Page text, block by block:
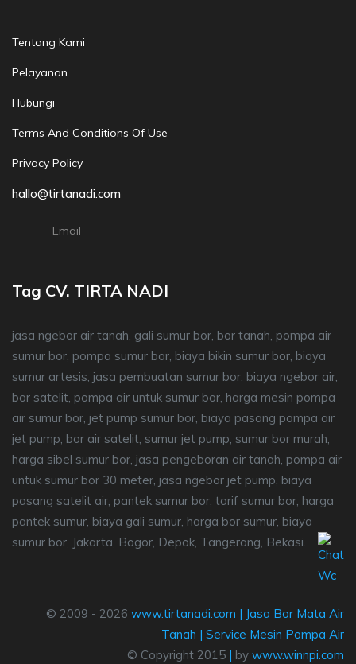
Tentang Kami
Pelayanan
Hubungi
Terms And Conditions Of Use
Privacy Policy
hallo@tirtanadi.com
Email
Tag CV. TIRTA NADI
jasa ngebor air tanah, gali sumur bor, bor tanah, pompa air
sumur bor, pompa sumur bor, biaya bikin sumur bor, biaya
sumur artesis, jasa pembuatan sumur bor, biaya ngebor air,
bor satelit, pompa air untuk sumur bor, harga mesin pompa
air sumur bor, jet pump sumur bor, biaya pasang pompa air
jet pump, bor air satelit, sumur jet pump, sumur bor murah,
harga sibel sumur bor, jasa pengeboran air tanah, pompa air
untuk sumur bor 30 meter, jasa ngebor jet pump, biaya
pasang satelit air, pantek sumur bor, tarif sumur bor, harga
pantek sumur, biaya gali sumur, harga bor sumur, biaya
sumur bor, Jakarta, Bogor, Depok, Tangerang, Bekasi.
© 2009 - 2026 www.tirtanadi.com | Jasa Bor Mata Air
Tanah | Service Mesin Pompa Air
© Copyright 2015 | by www.winnpi.com